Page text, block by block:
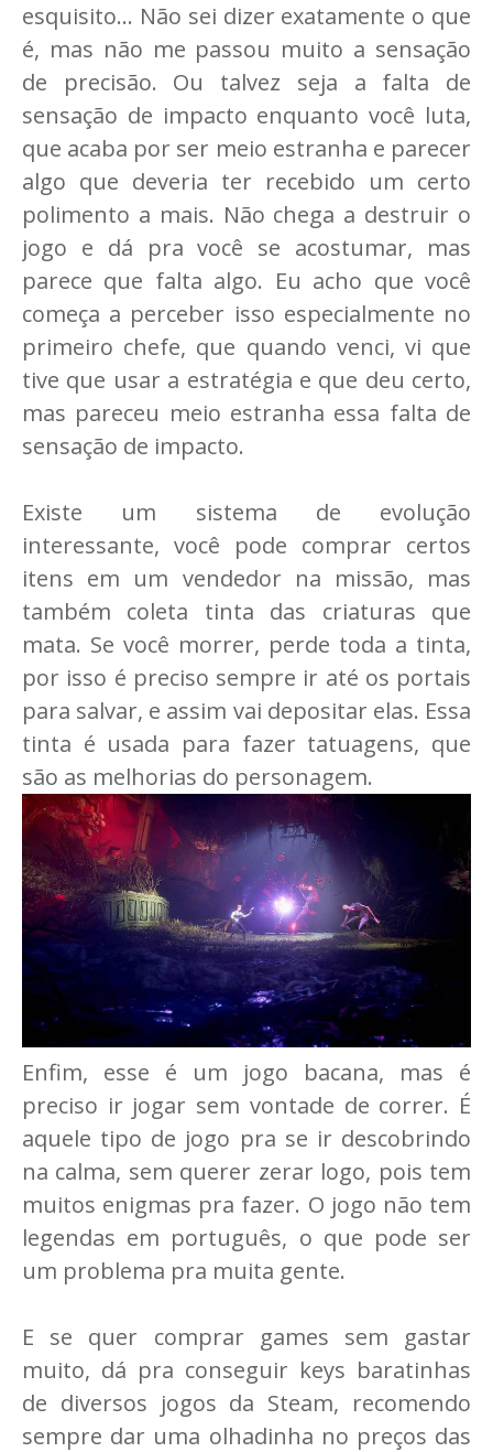
esquisito... Não sei dizer exatamente o que
é, mas não me passou muito a sensação
de precisão. Ou talvez seja a falta de
sensação de impacto enquanto você luta,
que acaba por ser meio estranha e parecer
algo que deveria ter recebido um certo
polimento a mais. Não chega a destruir o
jogo e dá pra você se acostumar, mas
parece que falta algo. Eu acho que você
começa a perceber isso especialmente no
primeiro chefe, que quando venci, vi que
tive que usar a estratégia e que deu certo,
mas pareceu meio estranha essa falta de
sensação de impacto.
Existe um sistema de evolução
interessante, você pode comprar certos
itens em um vendedor na missão, mas
também coleta tinta das criaturas que
mata. Se você morrer, perde toda a tinta,
por isso é preciso sempre ir até os portais
para salvar, e assim vai depositar elas. Essa
tinta é usada para fazer tatuagens, que
são as melhorias do personagem.
Enfim, esse é um jogo bacana, mas é
preciso ir jogar sem vontade de correr. É
aquele tipo de jogo pra se ir descobrindo
na calma, sem querer zerar logo, pois tem
muitos enigmas pra fazer. O jogo não tem
legendas em português, o que pode ser
um problema pra muita gente.
E se quer comprar games sem gastar
muito, dá pra conseguir keys baratinhas
de diversos jogos da Steam, recomendo
sempre dar uma olhadinha no preços das